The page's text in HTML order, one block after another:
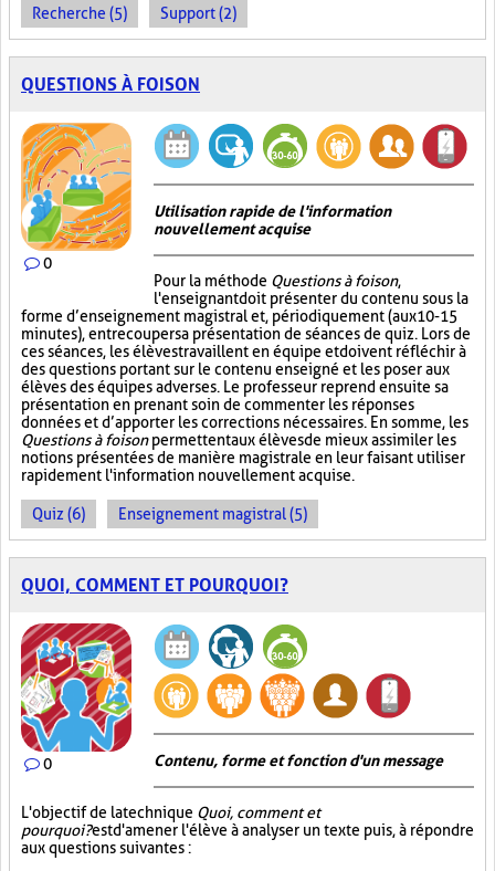
Recherche (5) Support (2)
QUESTIONS À FOISON
0
Utilisation rapide de l'information
nouvellement acquise
Pour la méthode Questions à foison,
l'enseignant doit présenter du contenu sous la
forme d’enseignement magistral et, périodiquement (aux 10-15
minutes), entrecouper sa présentation de séances de quiz. Lors de
ces séances, les élèves travaillent en équipe et doivent réfléchir à
des questions portant sur le contenu enseigné et les poser aux
élèves des équipes adverses. Le professeur reprend ensuite sa
présentation en prenant soin de commenter les réponses
données et d’apporter les corrections nécessaires. En somme, les
Questions à foisonpermettent aux élèves de mieux assimiler les
notions présentées de manière magistrale en leur faisant utiliser
rapidement l'information nouvellement acquise.
Quiz (6) Enseignement magistral (5)
QUOI, COMMENT ET POURQUOI?
0 Contenu, forme et fonction d'un message
L'objectif de la technique Quoi, comment et
pourquoi?est d'amener l'élève à analyser un texte puis, à répondre
aux questions suivantes :